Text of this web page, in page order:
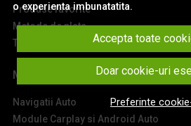
o experienta imbunatatita.
Accepta toate
Doar cookie-uri
Preferinte
Produse favorite
Metode de plata
Transport si retururi
Main
Navigatii Auto
Module Carplay si Android Auto